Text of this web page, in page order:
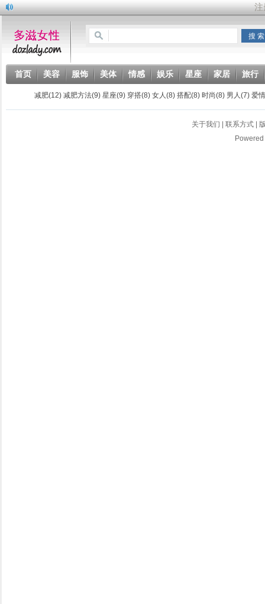
首页 美容 服饰 美体 情感 娱乐 星座 家居 旅行
减肥(12) 减肥方法(9) 星座(9) 穿搭(8) 女人(8) 搭配(8) 时尚(8) 男人(7) 爱情
关于我们 联系方式|